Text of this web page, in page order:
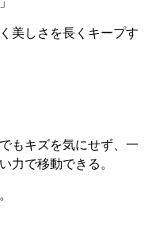
美しさを長くキープす
もキズを気にせず、一
力で移動できる。